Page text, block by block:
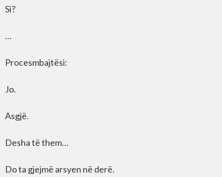
Si?
…
Procesmbajtësi:
Jo.
Asgjë.
Desha të them…
Do ta gjejmë arsyen në derë.